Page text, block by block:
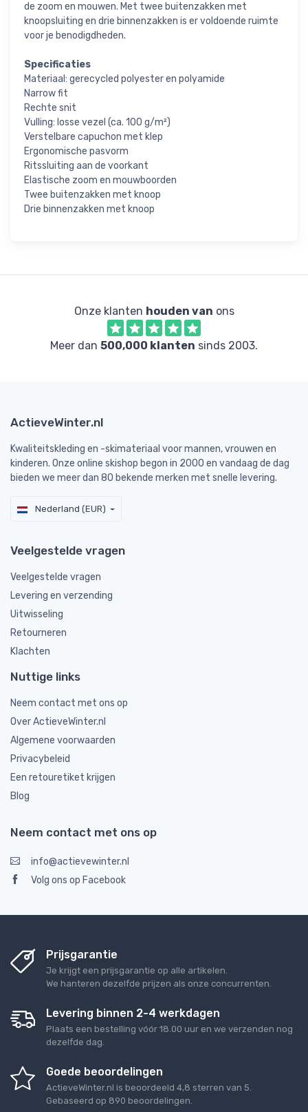
de zoom en mouwen. Met twee buitenzakken met
knoopsluiting en drie binnenzakken is er voldoende ruimte
voor je benodigdheden.
Specificaties
Materiaal: gerecycled polyester en polyamide
Narrow fit
Rechte snit
Vulling: losse vezel (ca. 100 g/m²)
Verstelbare capuchon met klep
Ergonomische pasvorm
Ritssluiting aan de voorkant
Elastische zoom en mouwboorden
Twee buitenzakken met knoop
Drie binnenzakken met knoop
Onze klanten houden van ons
Meer dan 500,000 klanten sinds 2003.
ActieveWinter.nl
Kwaliteitskleding en -skimateriaal voor mannen, vrouwen en
kinderen. Onze online skishop begon in 2000 en vandaag de dag
bieden we meer dan 80 bekende merken met snelle levering.
Nederland (EUR)
Veelgestelde vragen
Veelgestelde vragen
Levering en verzending
Uitwisseling
Retourneren
Klachten
Nuttige links
Neem contact met ons op
Over ActieveWinter.nl
Algemene voorwaarden
Privacybeleid
Een retouretiket krijgen
Blog
Neem contact met ons op
info@actievewinter.nl
Volg ons op Facebook
Prijsgarantie
Je krijgt een prijsgarantie op alle artikelen.
We hanteren dezelfde prijzen als onze concurrenten.
Levering binnen 2-4 werkdagen
Plaats een bestelling vóór 18.00 uur en we verzenden nog
dezelfde dag.
Goede beoordelingen
ActieveWinter.nl is beoordeeld 4,8 sterren van 5
Gebaseerd op 890 beoordelingen.